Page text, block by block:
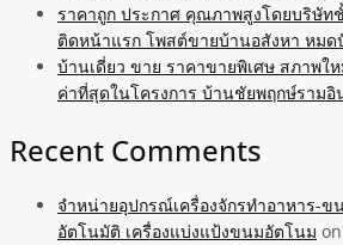
ราคาถูก ประกาศ คุณภาพสูงโดยบริษัท
ติดหน้าแรก โพสต์ขายบ้านอสังหา หมด
บ้านเดี่ยว ขาย ราคาขายพิเศษ สภาพใ
ค่าที่สุดในโครงการ บ้านชัยพฤกษ์รามอิ
Recent Comments
จำหน่ายอุปกรณ์เครื่องจักรทำอาหาร-ข
อัตโนมัติ เครื่องแบ่งแป้งขนมอัตโนม on